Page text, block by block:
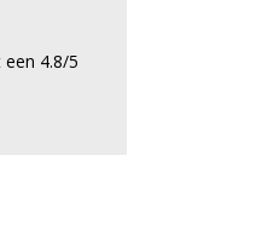
4.8/5